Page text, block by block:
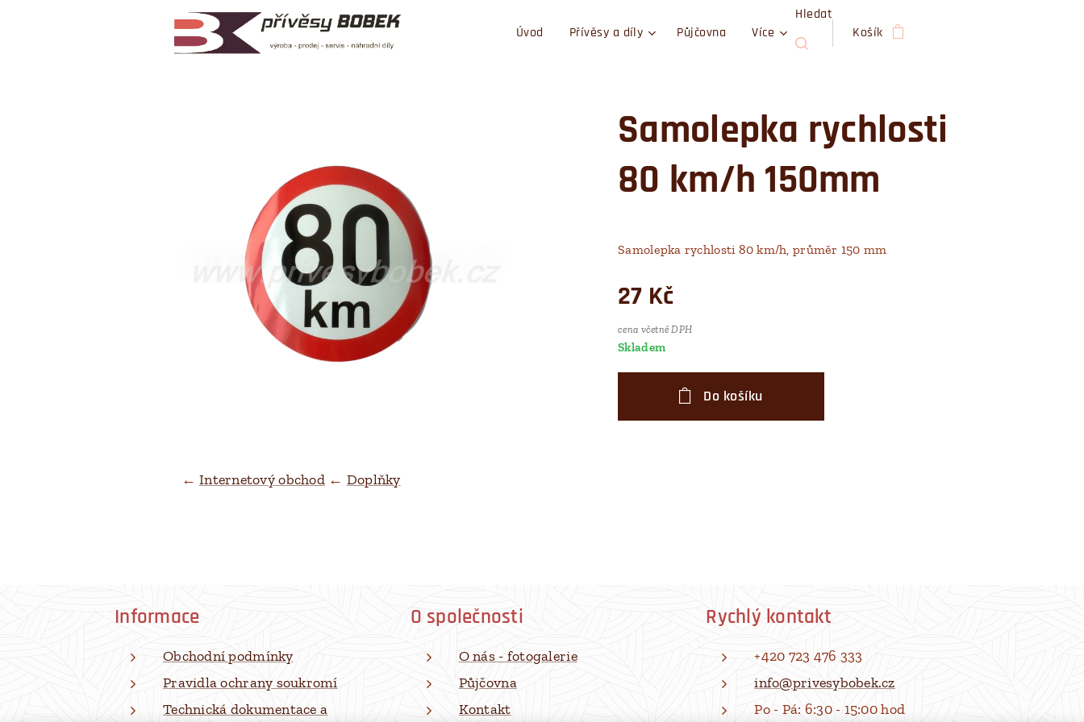
Úvod Přívěsy a díly Půjčovna Více
Hledat
Košík
Samolepka rychlosti
80 km/h 150mm
Samolepka rychlosti 80 km/h, průměr 150 mm
27 Kč
cena včetně DPH
Skladem
Do košíku
←Internetový obchod← Doplňky
Informace
Obchodní podmínky
Pravidla ochrany soukromí
Technická dokumentace a
O společnosti
O nás - fotogalerie
Půjčovna
Kontakt
Rychlý kontakt
+420 723 476 333
info@privesybobek.cz
Po - Pá: 6:30 - 15:00 hod